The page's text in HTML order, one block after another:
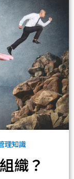
理知識
織？